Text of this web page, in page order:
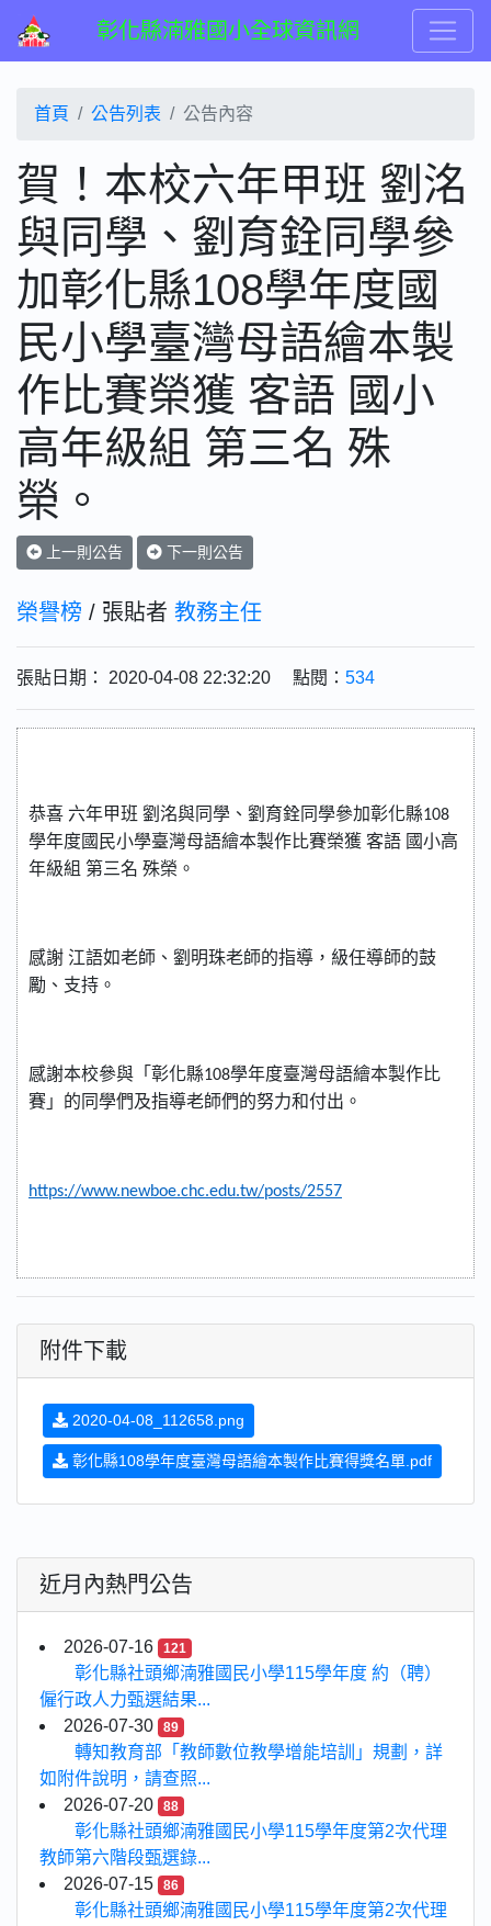
彰化縣湳雅國小全球資訊網
首頁 公告列表 公告內容
賀！本校六年甲班 劉洺
與同學、劉育銓同學參
加彰化縣108學年度國
民小學臺灣母語繪本製
作比賽榮獲 客語 國小
高年級組 第三名 殊
榮。
上一則公告 下一則公告
榮譽榜 / 張貼者 教務主任
張貼日期： 2020-04-08 22:32:20 點閱： 534
恭喜 六年甲班 劉洺與同學、劉育銓同學參加彰化縣108
學年度國民小學臺灣母語繪本製作比賽榮獲 客語 國小高
年級組 第三名 殊榮。
感謝 江語如老師、劉明珠老師的指導，級任導師的鼓
勵、支持。
感謝本校參與「彰化縣108學年度臺灣母語繪本製作比
賽」的同學們及指導老師們的努力和付出。
https://www.newboe.chc.edu.tw/posts/2557
附件下載
2020-04-08_112658.png
彰化縣108學年度臺灣母語繪本製作比賽得獎名單.pdf
近月內熱門公告
2026-07-16 121
彰化縣社頭鄉湳雅國民小學115學年度 約（聘）
僱行政人力甄選結果...
2026-07-30
89
轉知教育部「教師數位教學增能培訓」規劃，詳
如附件說明，請查照...
2026-07-20
88
彰化縣社頭鄉湳雅國民小學115學年度第2次代理
教師第六階段甄選錄...
2026-07-15
86
彰化縣社頭鄉湳雅國民小學115學年度第2次代理